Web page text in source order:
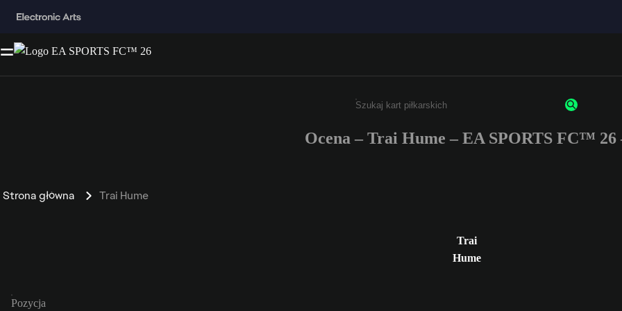
Wpisz co najmniej 3 znaki lub cyfry.
Ocena – Trai Hume – EA SPORTS FC™ 26
Strona główna Trai Hume
Trai
Hume
Pozycja